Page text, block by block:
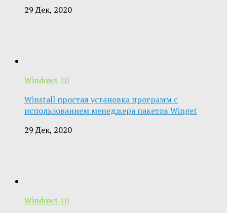
29 Дек, 2020
Windows 10
Winstall простая установка программ с
использованием менеджера пакетов Winget
29 Дек, 2020
Windows 10